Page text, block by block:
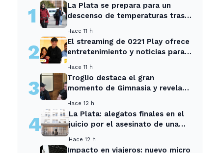
1
La Plata se prepara para un
descenso de temperaturas tras
Hace 11 h
2
El streaming de 0221 Play ofrece
entretenimiento y noticias para
Hace 11 h
3
Troglio destaca el gran
momento de Gimnasia y revela
Hace 12 h
4
La Plata: alegatos finales en el
juicio por el asesinato de una
Hace 12 h
Impacto en viajeros: nuevo micro